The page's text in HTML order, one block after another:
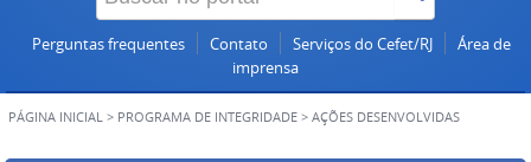
Perguntas frequentes Contato Serviços do Cefet/RJ
Área de
imprensa
PÁGINA INICIAL > PROGRAMA DE INTEGRIDADE > AÇÕES DESENVOLVIDAS